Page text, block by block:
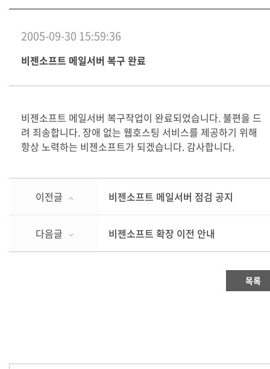
2005-09-30 15:59:36
비젠소프트 메일서버 복구 완료
비젠소프트 메일서버 복구작업이 완료되었습니다. 불편을 드
려 죄송합니다. 장애 없는 웹호스팅 서비스를 제공하기 위해
항상 노력하는 비젠소프트가 되겠습니다. 감사합니다.
이전글 비젠소프트 메일서버 점검 공지
다음글 비젠소프트 확장 이전 안내
목록